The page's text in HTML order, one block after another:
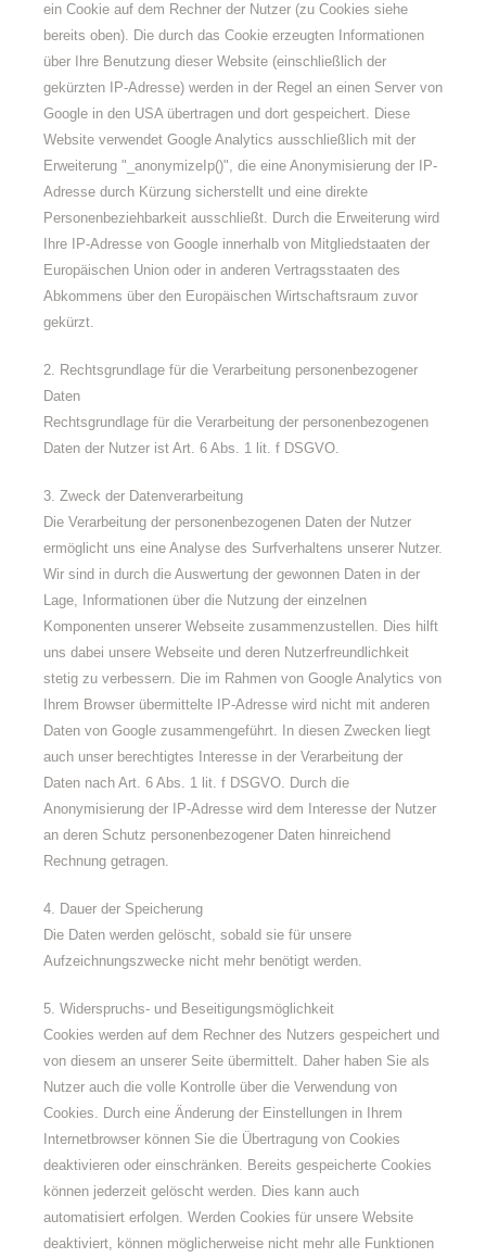
ein Cookie auf dem Rechner der Nutzer (zu Cookies siehe
bereits oben). Die durch das Cookie erzeugten Informationen
über Ihre Benutzung dieser Website (einschließlich der
gekürzten IP-Adresse) werden in der Regel an einen Server von
Google in den USA übertragen und dort gespeichert. Diese
Website verwendet Google Analytics ausschließlich mit der
Erweiterung "_anonymizeIp()", die eine Anonymisierung der IP-
Adresse durch Kürzung sicherstellt und eine direkte
Personenbeziehbarkeit ausschließt. Durch die Erweiterung wird
Ihre IP-Adresse von Google innerhalb von Mitgliedstaaten der
Europäischen Union oder in anderen Vertragsstaaten des
Abkommens über den Europäischen Wirtschaftsraum zuvor
gekürzt.
2. Rechtsgrundlage für die Verarbeitung personenbezogener
Daten
Rechtsgrundlage für die Verarbeitung der personenbezogenen
Daten der Nutzer ist Art. 6 Abs. 1 lit. f DSGVO.
3. Zweck der Datenverarbeitung
Die Verarbeitung der personenbezogenen Daten der Nutzer
ermöglicht uns eine Analyse des Surfverhaltens unserer Nutzer.
Wir sind in durch die Auswertung der gewonnen Daten in der
Lage, Informationen über die Nutzung der einzelnen
Komponenten unserer Webseite zusammenzustellen. Dies hilft
uns dabei unsere Webseite und deren Nutzerfreundlichkeit
stetig zu verbessern. Die im Rahmen von Google Analytics von
Ihrem Browser übermittelte IP-Adresse wird nicht mit anderen
Daten von Google zusammengeführt. In diesen Zwecken liegt
auch unser berechtigtes Interesse in der Verarbeitung der
Daten nach Art. 6 Abs. 1 lit. f DSGVO. Durch die
Anonymisierung der IP-Adresse wird dem Interesse der Nutzer
an deren Schutz personenbezogener Daten hinreichend
Rechnung getragen.
4. Dauer der Speicherung
Die Daten werden gelöscht, sobald sie für unsere
Aufzeichnungszwecke nicht mehr benötigt werden.
5. Widerspruchs- und Beseitigungsmöglichkeit
Cookies werden auf dem Rechner des Nutzers gespeichert und
von diesem an unserer Seite übermittelt. Daher haben Sie als
Nutzer auch die volle Kontrolle über die Verwendung von
Cookies. Durch eine Änderung der Einstellungen in Ihrem
Internetbrowser können Sie die Übertragung von Cookies
deaktivieren oder einschränken. Bereits gespeicherte Cookies
können jederzeit gelöscht werden. Dies kann auch
automatisiert erfolgen. Werden Cookies für unsere Website
deaktiviert, können möglicherweise nicht mehr alle Funktionen